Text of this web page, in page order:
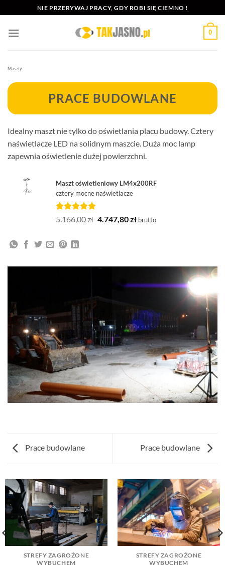
do
zawartości
NIE PRZERYWAJ PRACY, GDY ROBI SIĘ CIEMNO !
0
Maszty
PRACE BUDOWLANE
Idealny maszt nie tylko do oświetlania placu budowy. Cztery
naświetlacze LED na solidnym maszcie. Duża moc lamp
zapewnia oświetlenie dużej powierzchni.
Maszt oświetleniowy LM4x200RF
cztery mocne naświetlacze
Oceniony
na 5
podstawie
1
oceny
5.166,00zł Pierwotna
4.747,80złAktualna
brutto
Prace budowlane Prace budowlane
STREFY ZAGROŻONE
WYBUCHEM
STREFY ZAGROŻONE
WYBUCHEM